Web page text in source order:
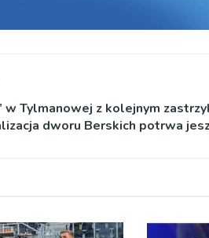
w Tylmanowej z kolejnym
dworu Berskich potrwa